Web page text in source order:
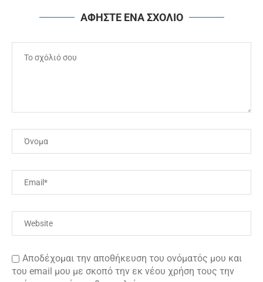
ΑΦΗΣΤΕ ΕΝΑ ΣΧΟΛΙΟ
Αποδέχομαι την αποθήκευση του ονόματός μου και
του email μου με σκοπό την εκ νέου χρήση τους την